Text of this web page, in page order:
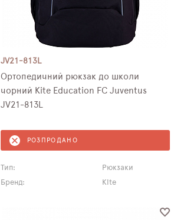
JV21-813L
Ортопедичний рюкзак до школи
чорний Kite Education FC Juventus
JV21-813L
РОЗПРОДАНО
Тип:
Рюкзаки
Бренд:
Kite